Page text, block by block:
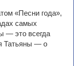
«Песни года»,
самых
— это всегда
Татьяны — о